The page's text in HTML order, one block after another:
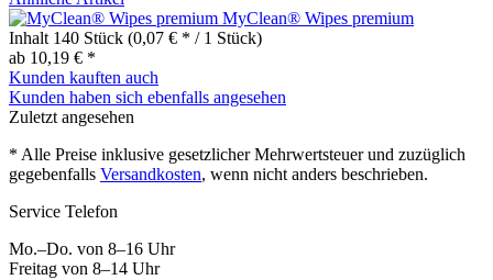
MyClean® Wipes premium
Inhalt 140 Stück (0,07 € * / 1 Stück)
ab 10,19 € *
Kunden kauften auch
Kunden haben sich ebenfalls angesehen
Zuletzt angesehen
* Alle Preise inklusive gesetzlicher Mehrwertsteuer und zuzüglich
gegebenfalls Versandkosten, wenn nicht anders beschrieben.
Service Telefon
Mo.–Do. von 8–16 Uhr
Freitag von 8–14 Uhr